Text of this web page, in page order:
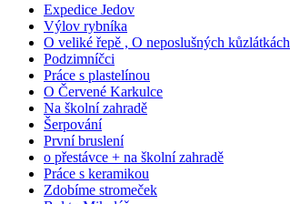
Expedice Jedov
Výlov rybníka
O veliké řepě , O neposlušných kůzlátkách
Podzimníčci
Práce s plastelínou
O Červené Karkulce
Na školní zahradě
Šerpování
První bruslení
o přestávce + na školní zahradě
Práce s keramikou
Zdobíme stromeček